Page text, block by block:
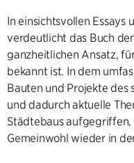
In einsichtsvollen Essays
verdeutlicht das Buch
ganzheitlichen Ansatz,
bekannt ist. In dem
Bauten und Projekte des
und dadurch aktuelle
Städtebaus
Gemeinwohl wieder in